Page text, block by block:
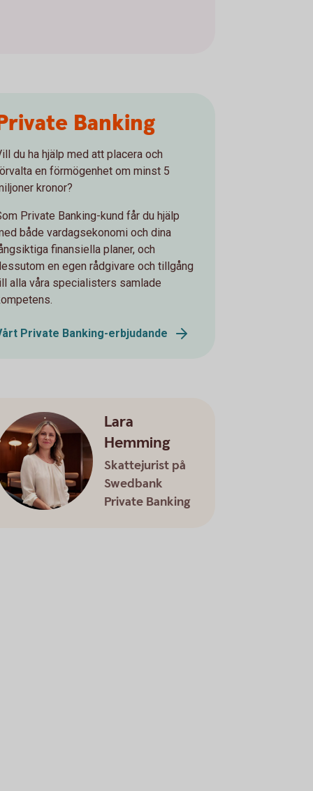
Banking
du ha hjälp med att placera och
en förmögenhet om minst 5
kronor?
Private Banking-kund får du hjälp
både vardagsekonomi och dina
finansiella planer, och
en egen rådgivare och tillgång
alla våra specialisters samlade
Private Banking-erbjudande
Lara
Hemming
Skattejurist på
Swedbank
Private Banking